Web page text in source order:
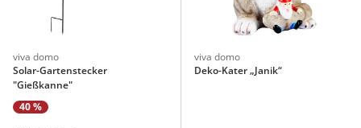
viva domo
Solar-Gartenstecker
"Gießkanne"
40 %
viva domo
Deko-Kater „Janik“